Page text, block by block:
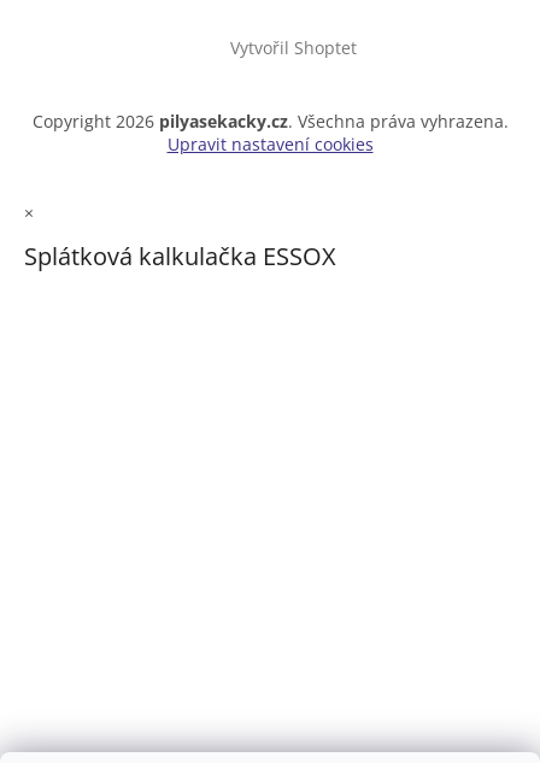
Vytvořil Shoptet
Copyright 2026 pilyasekacky.cz. Všechna práva vyhrazena.
Upravit nastavení cookies
×
Splátková kalkulačka ESSOX